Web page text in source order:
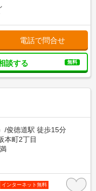
電話で問合せ
談する 無料
/俊徳道駅 徒歩15分
本町2丁目
インターネット無料